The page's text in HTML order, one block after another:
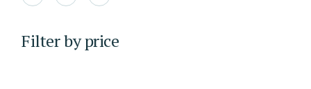
Filter by price